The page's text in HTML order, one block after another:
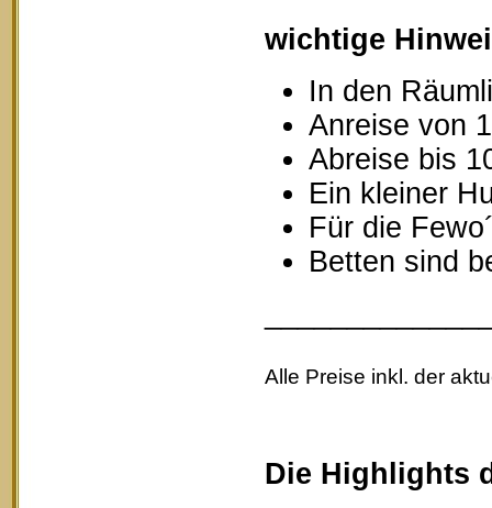
wichtige
In den
Anreise von
Abreise bis
Ein kleiner
Für die
Betten sind
Alle Preise inkl. der
Die Highlights